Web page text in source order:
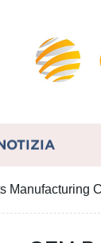
Manufacturing